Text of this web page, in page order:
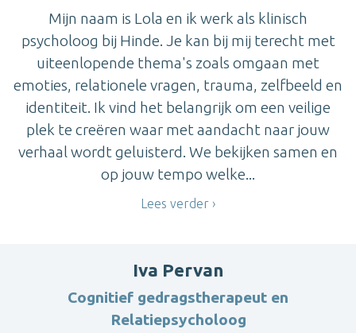
Mijn naam is Lola en ik werk als klinisch
psycholoog bij Hinde. Je kan bij mij terecht met
uiteenlopende thema's zoals omgaan met
emoties, relationele vragen, trauma, zelfbeeld en
identiteit. Ik vind het belangrijk om een veilige
plek te creëren waar met aandacht naar jouw
verhaal wordt geluisterd. We bekijken samen en
op jouw tempo welke...
Lees verder
Iva Pervan
Cognitief gedragstherapeut en
Relatiepsycholoog